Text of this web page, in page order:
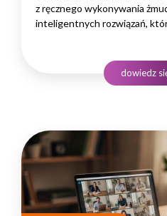
z ręcznego wykonywania
inteligentnych rozwiązań,
rozwojowego to decyzja
na wydajność zespołów,…
dowiedz